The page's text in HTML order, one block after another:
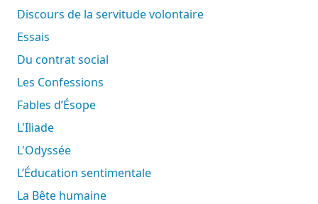
Discours de la servitude volontaire
Essais
Du contrat social
Les Confessions
Fables d’Ésope
L'Iliade
L'Odyssée
L’Éducation sentimentale
La Bête humaine